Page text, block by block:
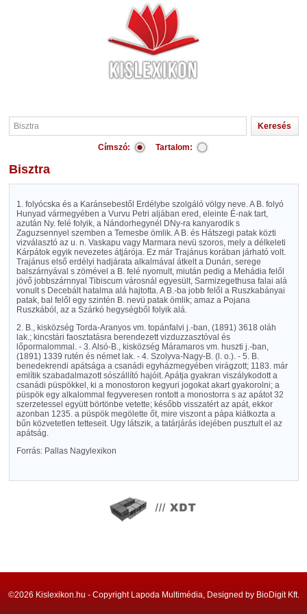
Címszó: Tartalom:
Bisztra
1. folyócska és a Karánsebestől Erdélybe szolgáló völgy neve. A B. folyó
Hunyad vármegyében a Vurvu Petri aljában ered, eleinte É-nak tart,
azután Ny. felé folyik, a Nándorhegynél DNy-ra kanyarodik s
Zaguzsennyel szemben a Temesbe ömlik. A B. és Hátszegi patak közti
vizválasztó az u. n. Vaskapu vagy Marmara nevü szoros, mely a délkeleti
Kárpátok egyik nevezetes átjárója. Ez már Trajánus korában járható volt.
Trajánus első erdélyi hadjárata alkalmával átkelt a Dunán, serege
balszárnyával s zömével a B. felé nyomult, miután pedig a Mehádia felől
jövő jobbszárnnyal Tibiscum városnál egyesült, Sarmizegethusa falai alá
vonult s Decebált hatalma alá hajtotta. A B.-ba jobb felől a Ruszkabányai
patak, bal felől egy szintén B. nevü patak ömlik; amaz a Pojana
Ruszkából, az a Szárkó hegységből folyik alá.
2. B., kisközség Torda-Aranyos vm. topánfalvi j.-ban, (1891) 3618 oláh
lak.; kincstári faosztatásra berendezett vizduzzasztóval és
lőpormalommal. - 3. Alsó-B., kisközség Máramaros vm. huszti j.-ban,
(1891) 1339 rutén és német lak. - 4. Szolyva-Nagy-B. (l. o.). - 5. B.
benedekrendi apátsága a csanádi egyházmegyében virágzott; 1183. már
említik szabadalmazott sószállító hajóit. Apátja gyakran viszálykodott a
csanádi püspökkel, ki a monostoron kegyuri jogokat akart gyakorolni; a
püspök egy alkalommal fegyveresen rontott a monostorra s az apátot 32
szerzetessel együtt börtönbe vetette; később visszatért az apát, ekkor
azonban 1235. a püspök megölette őt, mire viszont a pápa kiátkozta a
bűn közvetetlen tetteseit. Ugy látszik, a tatárjárás idejében pusztult el az
apátság.
Forrás: Pallas Nagylexikon
©2026 Kislexikon.hu - Copyright Lapoda Multimédia, Designed by BioDigit Kft.